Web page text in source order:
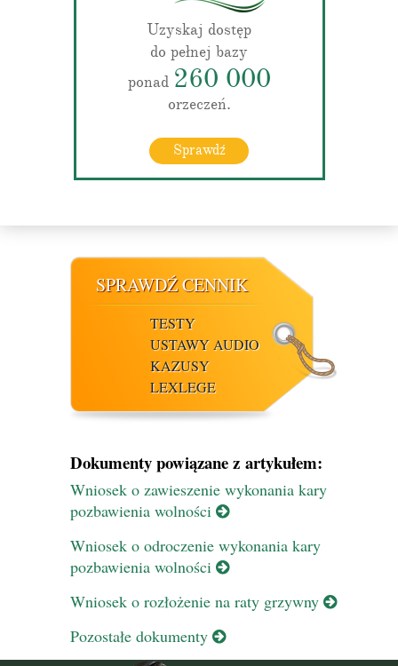
Uzyskaj dostęp
do pełnej bazy
ponad 260 000
orzeczeń.
Sprawdź
SPRAWDŹ CENNIK
TESTY
USTAWY AUDIO
KAZUSY
LEXLEGE
Dokumenty powiązane z artykułem:
Wniosek o zawieszenie wykonania kary
pozbawienia wolności
Wniosek o odroczenie wykonania kary
pozbawienia wolności
Wniosek o rozłożenie na raty grzywny
Pozostałe dokumenty